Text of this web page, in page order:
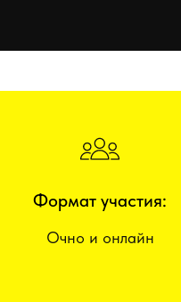
Формат участия:
Очно и онлайн